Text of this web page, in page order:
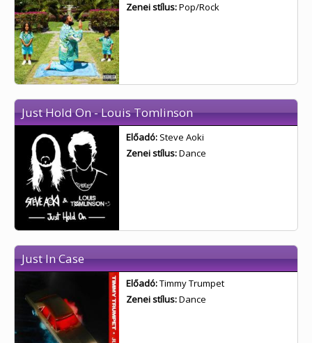
Zenei stílus:Pop/Rock
Just Hold On - Louis Tomlinson
Előadó: Steve Aoki
Zenei stílus:Dance
Just In Case
Előadó:Timmy Trumpet
Zenei stílus:Dance